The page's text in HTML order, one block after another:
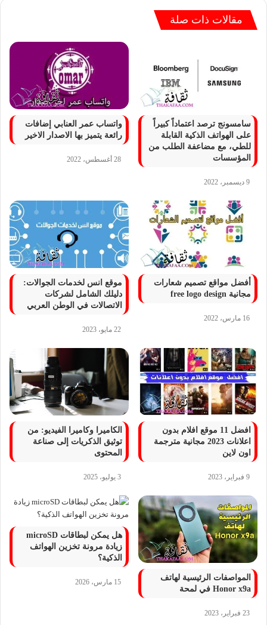
مقالات ذات صلة
سامسونج ترصد اعتماداً كبيراً
على الهواتف الذكية القابلة
للطي، مع مضاعفة الطلب من
المؤسسات
9 ديسمبر، 2022
واتساب عمر العنابي إضافات
رائعة يتميز بها الاصدار الاخير
28 أغسطس، 2022
أفضل مواقع تصميم شعارات
مجانية free logo design
16 مارس، 2022
موقع انس لخدمات الجوالات:
دليلك الشامل لشركات
الاتصالات في الوطن العربي
22 مايو، 2023
افضل 11 موقع افلام بدون
اعلانات 2023 مجانية مترجمة
اون لاين
9 فبراير، 2023
الكاميرا وكاميرا الفيديو: من
توثيق الذكريات إلى صناعة
المحتوى
3 يوليو، 2025
المواصفات الرئيسية لهاتف
Honor x9a في لمحة
23 فبراير، 2023
هل يمكن لبطاقات microSD
زيادة مرونة تخزين الهواتف
الذكية؟
15 مارس، 2026